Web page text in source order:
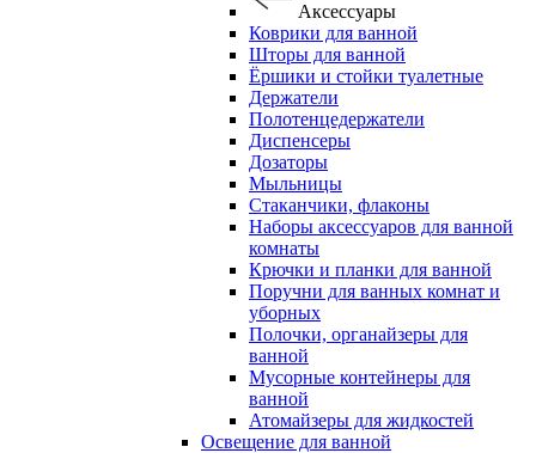
Аксессуары
Коврики для ванной
Шторы для ванной
Ёршики и стойки туалетные
Держатели
Полотенцедержатели
Диспенсеры
Дозаторы
Мыльницы
Стаканчики, флаконы
Наборы аксессуаров для ванной
комнаты
Крючки и планки для ванной
Поручни для ванных комнат и
уборных
Полочки, органайзеры для
ванной
Мусорные контейнеры для
ванной
Атомайзеры для жидкостей
Освещение для ванной